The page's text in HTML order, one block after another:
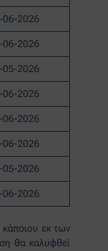
2026
2026
2026
2026
2026
2026
2026
2026
εκ των
θα καλυφθεί